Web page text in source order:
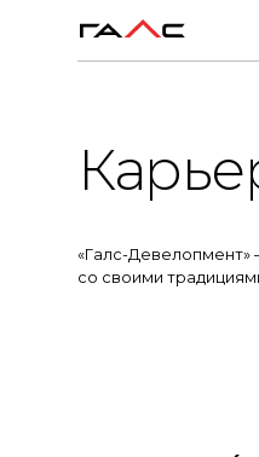
«Галс-
со своими